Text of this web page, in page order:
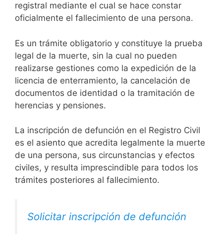
registral mediante el cual se hace constar
oficialmente el fallecimiento de una persona.
Es un trámite obligatorio y constituye la prueba
legal de la muerte, sin la cual no pueden
realizarse gestiones como la expedición de la
licencia de enterramiento, la cancelación de
documentos de identidad o la tramitación de
herencias y pensiones.
La inscripción de defunción en el Registro Civil
es el asiento que acredita legalmente la muerte
de una persona, sus circunstancias y efectos
civiles, y resulta imprescindible para todos los
trámites posteriores al fallecimiento.
Solicitar inscripción de defunción